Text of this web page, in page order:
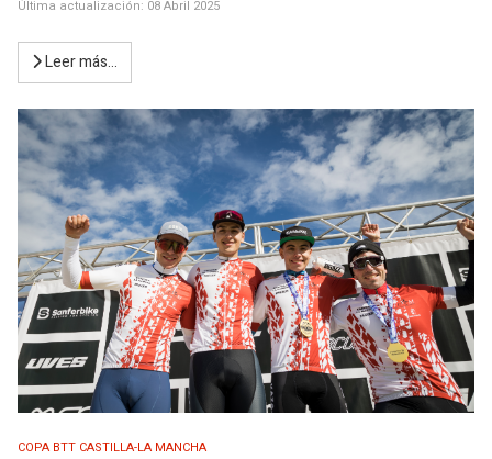
Última actualización: 08 Abril 2025
Leer más…
COPA BTT CASTILLA-LA MANCHA